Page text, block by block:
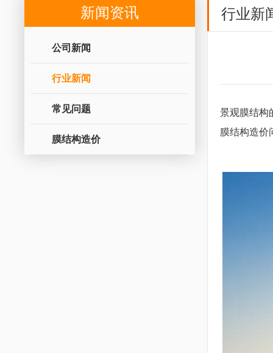
新闻资讯
公司新闻
行业新闻
常见问题
膜结构造价
行业新
景观膜结构
膜结构造价